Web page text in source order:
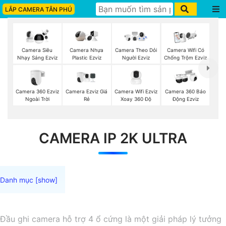
LẮP CAMERA TÂN PHÚ
Camera Siêu
Nhạy Sáng Ezviz
Camera Nhựa
Plastic Ezviz
Camera Theo Dỏi
Người Ezviz
Camera Wifi Có
Chống Trộm Ezviz
Camera 360 Ezviz
Ngoài Trời
Camera Ezviz Giá
Rẻ
Camera Wifi Ezviz
Xoay 360 Độ
Camera 360 Báo
Động Ezviz
CAMERA IP 2K ULTRA
Đầu ghi camera hỗ trợ 4 ổ cứng là một giải pháp lý tưởng